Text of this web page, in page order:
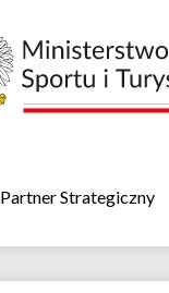
Partner Strategiczny